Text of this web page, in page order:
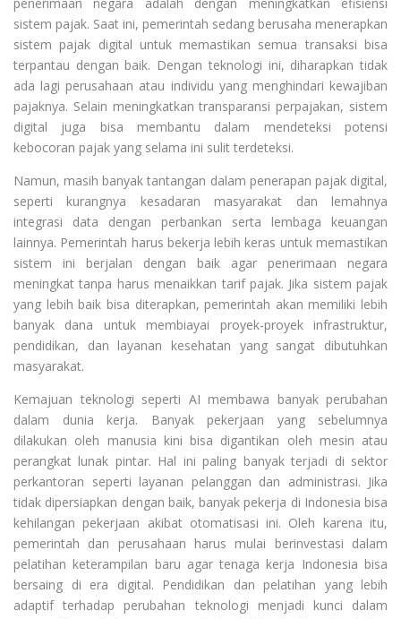
sistem pajak. Saat ini, pemerintah sedang berusaha menerapkan
sistem pajak digital untuk memastikan semua transaksi bisa
terpantau dengan baik. Dengan teknologi ini, diharapkan tidak
ada lagi perusahaan atau individu yang menghindari kewajiban
pajaknya. Selain meningkatkan transparansi perpajakan, sistem
digital juga bisa membantu dalam mendeteksi potensi
kebocoran pajak yang selama ini sulit terdeteksi.
Namun, masih banyak tantangan dalam penerapan pajak digital,
seperti kurangnya kesadaran masyarakat dan lemahnya
integrasi data dengan perbankan serta lembaga keuangan
lainnya. Pemerintah harus bekerja lebih keras untuk memastikan
sistem ini berjalan dengan baik agar penerimaan negara
meningkat tanpa harus menaikkan tarif pajak. Jika sistem pajak
yang lebih baik bisa diterapkan, pemerintah akan memiliki lebih
banyak dana untuk membiayai proyek-proyek infrastruktur,
pendidikan, dan layanan kesehatan yang sangat dibutuhkan
masyarakat.
Kemajuan teknologi seperti AI membawa banyak perubahan
dalam dunia kerja. Banyak pekerjaan yang sebelumnya
dilakukan oleh manusia kini bisa digantikan oleh mesin atau
perangkat lunak pintar. Hal ini paling banyak terjadi di sektor
perkantoran seperti layanan pelanggan dan administrasi. Jika
tidak dipersiapkan dengan baik, banyak pekerja di Indonesia bisa
kehilangan pekerjaan akibat otomatisasi ini. Oleh karena itu,
pemerintah dan perusahaan harus mulai berinvestasi dalam
pelatihan keterampilan baru agar tenaga kerja Indonesia bisa
bersaing di era digital. Pendidikan dan pelatihan yang lebih
adaptif terhadap perubahan teknologi menjadi kunci dalam